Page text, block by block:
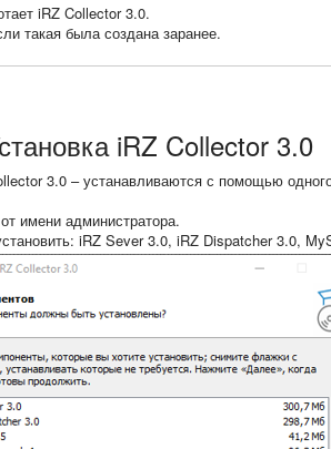
iRZ Collector 3.0.
такая была создана заранее.
iRZ Collector 3.0
3.0 – устанавливаются с помощью
имени администратора.
iRZ Sever 3.0, iRZ Dispatcher 3.0,